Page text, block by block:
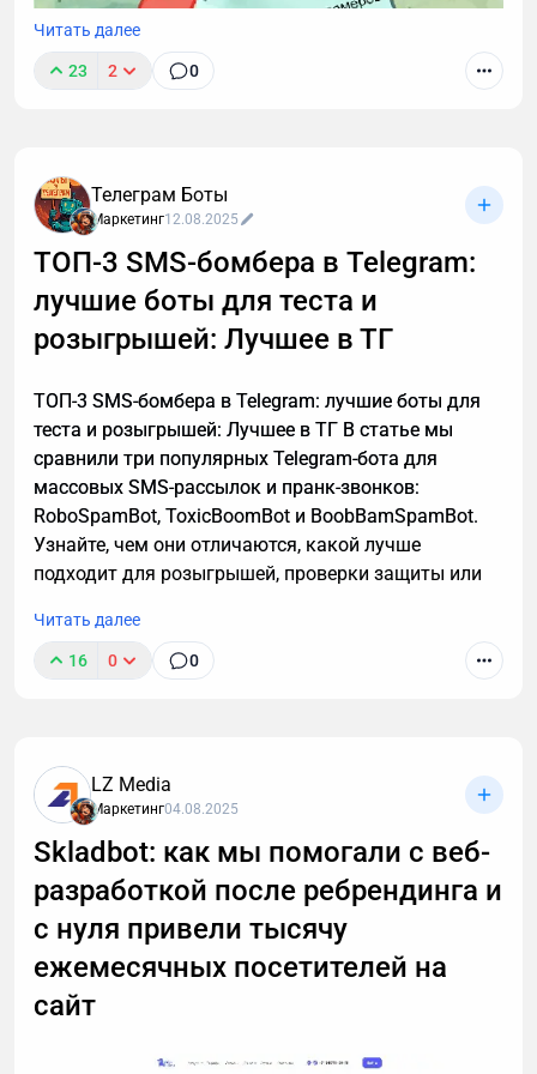
Транскрибация преобразует разговоры в текст,
позволяя находить любые устные договоренности
буквально за секунды. Рассказываю принцип
работы этой технологии, способы ее применения. А
также — как настроить автоматическую
расшифровку, даже если вы не разбираетесь в
технике.
Читать далее
23 2 0
Телеграм Боты
Маркетинг12.08.2025
ТОП-3 SMS-бомбера в Telegram:
лучшие боты для теста и
розыгрышей: Лучшее в ТГ
ТОП-3 SMS-бомбера в Telegram: лучшие боты для
теста и розыгрышей: Лучшее в ТГ В статье мы
сравнили три популярных Telegram-бота для
массовых SMS-рассылок и пранк-звонков:
RoboSpamBot, ToxicBoomBot и BoobBamSpamBot.
Узнайте, чем они отличаются, какой лучше
подходит для розыгрышей, проверки защиты или
использования инструментов.
Читать далее
16 0 0
LZ Media
Маркетинг04.08.2025
Skladbot: как мы помогали с веб-
разработкой после ребрендинга и
с нуля привели тысячу
ежемесячных посетителей на
сайт